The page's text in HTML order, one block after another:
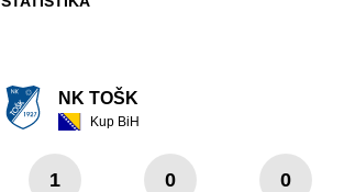
NK TOŠK
Kup BiH
1 0 0